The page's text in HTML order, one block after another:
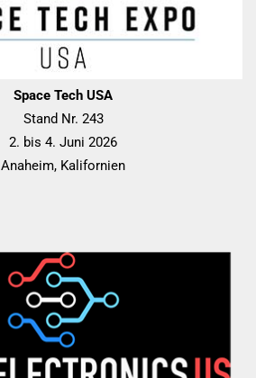
Space Tech USA
Stand Nr. 243
2. bis 4. Juni 2026
Anaheim, Kalifornien